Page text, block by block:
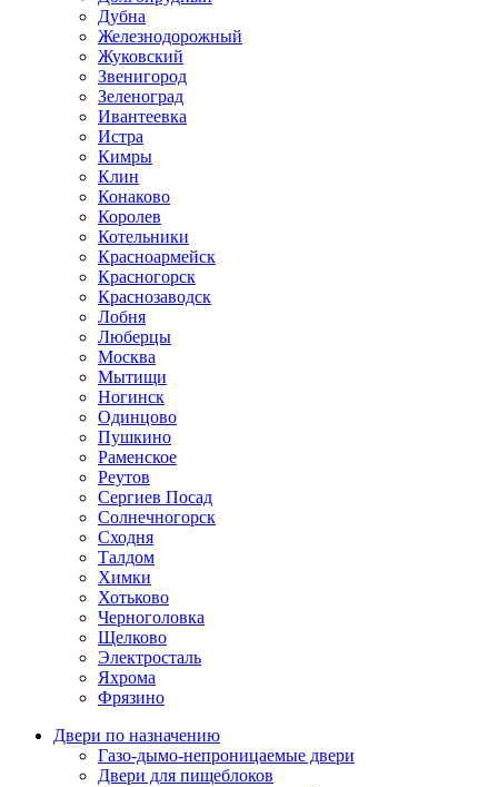
Дубна
Железнодорожный
Жуковский
Звенигород
Зеленоград
Ивантеевка
Истра
Кимры
Клин
Конаково
Королев
Котельники
Красноармейск
Красногорск
Краснозаводск
Лобня
Люберцы
Москва
Мытищи
Ногинск
Одинцово
Пушкино
Раменское
Реутов
Сергиев Посад
Солнечногорск
Сходня
Талдом
Химки
Хотьково
Черноголовка
Щелково
Электросталь
Яхрома
Фрязино
Двери по назначению
Газо-дымо-непроницаемые двери
Двери для пищеблоков